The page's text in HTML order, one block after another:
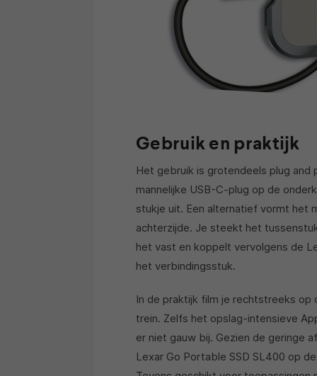
Gebruik en praktijk
Het gebruik is grotendeels plug and
mannelijke USB-C-plug op de
stukje uit. Een alternatief vormt het
achterzijde. Je steekt het
het vast en koppelt vervolgens de
het verbindingsstuk.
In de praktijk film je rechtstreeks op
trein. Zelfs het opslag-intensieve
er niet gauw bij. Gezien de geringe
Lexar Go Portable SSD SL400 op